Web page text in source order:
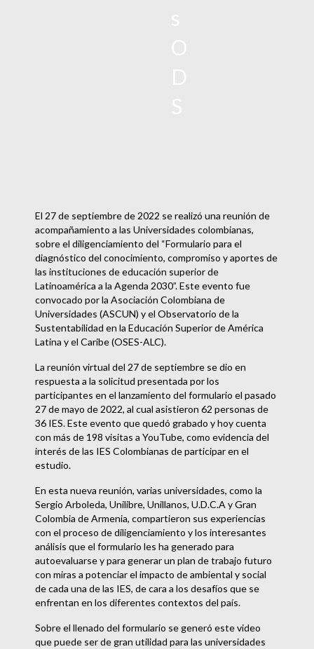
El 27 de septiembre de 2022 se realizó una reunión de
acompañamiento a las Universidades colombianas,
sobre el diligenciamiento del “Formulario para el
diagnóstico del conocimiento, compromiso y aportes de
las instituciones de educación superior de
Latinoamérica a la Agenda 2030”. Este evento fue
convocado por la Asociación Colombiana de
Universidades (ASCUN) y el Observatorio de la
Sustentabilidad en la Educación Superior de América
Latina y el Caribe (OSES-ALC).
La reunión virtual del 27 de septiembre se dio en
respuesta a la solicitud presentada por los
participantes en el lanzamiento del formulario el pasado
27 de mayo de 2022, al cual asistieron 62 personas de
36 IES. Este evento que quedó grabado y hoy cuenta
con más de 198 visitas a YouTube, como evidencia del
interés de las IES Colombianas de participar en el
estudio.
En esta nueva reunión, varias universidades, como la
Sergio Arboleda, Unilibre, Unillanos, U.D.C.A y Gran
Colombia de Armenia, compartieron sus experiencias
con el proceso de diligenciamiento y los interesantes
análisis que el formulario les ha generado para
autoevaluarse y para generar un plan de trabajo futuro
con miras a potenciar el impacto de ambiental y social
de cada una de las IES, de cara a los desafíos que se
enfrentan en los diferentes contextos del país.
Sobre el llenado del formulario se generó este video
que puede ser de gran utilidad para las universidades